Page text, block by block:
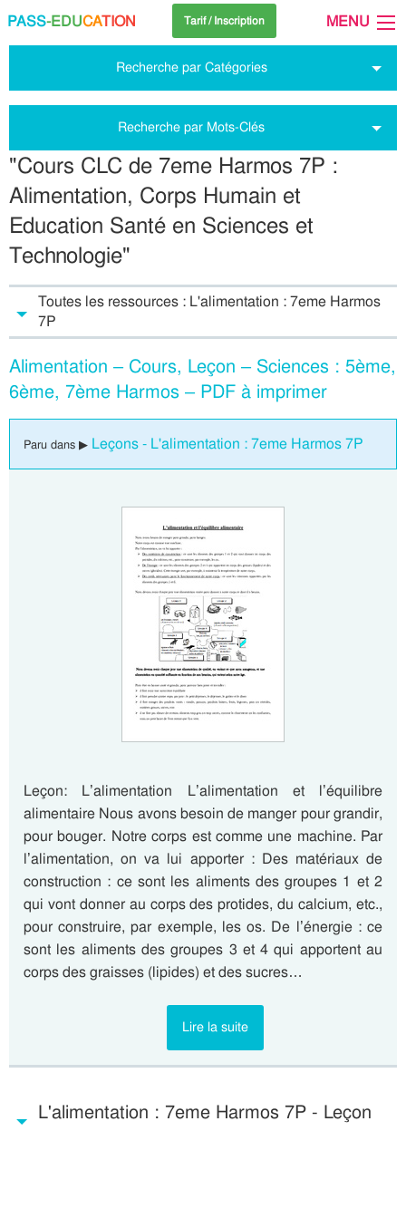
PASS-EDUCATION Tarif / Inscription MENU
Recherche par Catégories
Recherche par Mots-Clés
"Cours CLC de 7eme Harmos 7P :
Alimentation, Corps Humain et
Education Santé en Sciences et
Technologie"
Toutes les ressources : L'alimentation : 7eme Harmos
7P
Alimentation – Cours, Leçon – Sciences : 5ème,
6ème, 7ème Harmos – PDF à imprimer
Paru dans ▶ Leçons - L'alimentation : 7eme Harmos 7P
Leçon: L’alimentation L’alimentation et l’équilibre
alimentaire Nous avons besoin de manger pour grandir,
pour bouger. Notre corps est comme une machine. Par
l’alimentation, on va lui apporter : Des matériaux de
construction : ce sont les aliments des groupes 1 et 2
qui vont donner au corps des protides, du calcium, etc.,
pour construire, par exemple, les os. De l’énergie : ce
sont les aliments des groupes 3 et 4 qui apportent au
corps des graisses (lipides) et des sucres…
Lire la suite
L'alimentation : 7eme Harmos 7P - Leçon